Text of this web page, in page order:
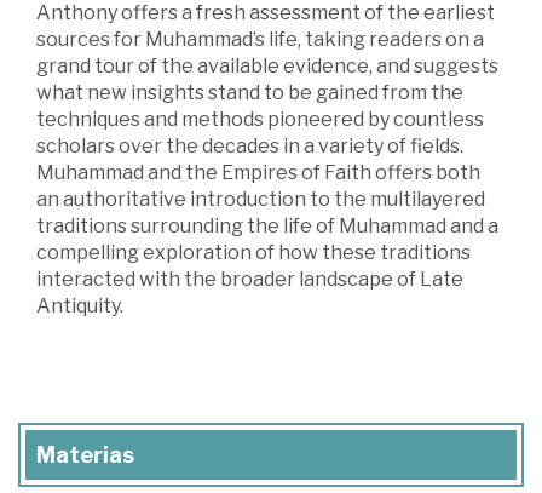
Anthony offers a fresh assessment of the earliest
sources for Muhammad’s life, taking readers on a
grand tour of the available evidence, and suggests
what new insights stand to be gained from the
techniques and methods pioneered by countless
scholars over the decades in a variety of fields.
Muhammad and the Empires of Faith offers both
an authoritative introduction to the multilayered
traditions surrounding the life of Muhammad and a
compelling exploration of how these traditions
interacted with the broader landscape of Late
Antiquity.
Materias